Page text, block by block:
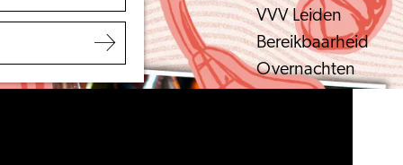
VVV Leiden
Bereikbaarheid
Overnachten